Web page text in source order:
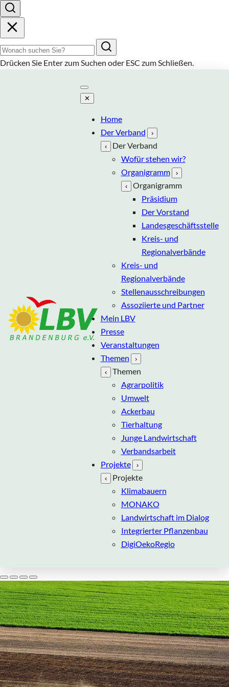
Suchbegriff
Drücken Sie Enterzum Suchen oder ESCzum Schließen.
✕
Home
Der Verband
›
‹
Der Verband
Wofür stehen wir?
Organigramm
›
‹
Organigramm
Präsidium
Der Vorstand
Landesgeschäftsstelle
Kreis- und
Regionalverbände
Kreis- und
Regionalverbände
Stellenausschreibungen
Assoziierte und Partner
Mein LBV
Presse
Veranstaltungen
Themen
›
‹
Themen
Agrarpolitik
Umwelt
Ackerbau
Tierhaltung
Junge Landwirtschaft
Verbandsarbeit
Projekte
›
‹
Projekte
Klimabauern
MONAKO
Landwirtschaft im Dialog
Integrierter Pflanzenbau
DigiOekoRegio